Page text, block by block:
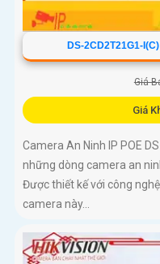
DS-2CD2T21G1-
Giá
Giá
Camera An Ninh IP POE
những dòng camera an
Được thiết kế với công
camera này...